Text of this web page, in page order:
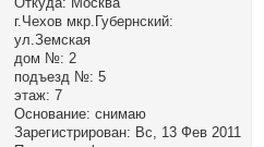
г.Чехов мкр.Губернский:
ул.Земская
дом №: 2
подъезд №: 5
этаж: 7
Основание: снимаю
Зарегистрирован: Вс, 13 Фев 2011